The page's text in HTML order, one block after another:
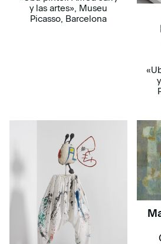
y las artes», Museu
Picasso, Barcelona